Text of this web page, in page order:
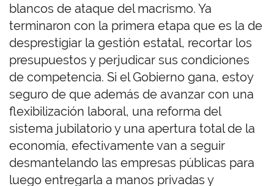
blancos de ataque del macrismo. Ya
terminaron con la primera etapa que es la de
desprestigiar la gestión estatal, recortar los
presupuestos y perjudicar sus condiciones
de competencia. Si el Gobierno gana, estoy
seguro de que además de avanzar con una
flexibilización laboral, una reforma del
sistema jubilatorio y una apertura total de la
economía, efectivamente van a seguir
desmantelando las empresas públicas para
luego entregarla a manos privadas y